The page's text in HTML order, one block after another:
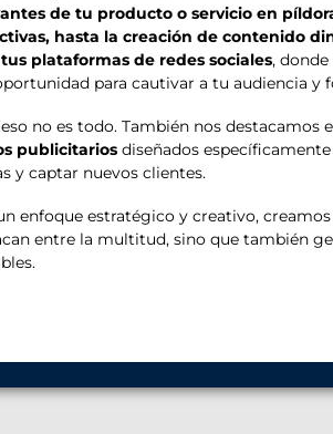
de tu producto o servicio en
hasta la creación de contenido
plataformas de redes sociales,
para cautivar a tu audiencia y
no es todo. También nos destacamos
publicitarios diseñados
y captar nuevos clientes.
enfoque estratégico y creativo,
entre la multitud, sino que también